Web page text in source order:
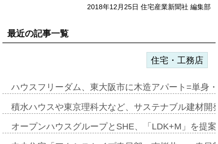
2018年12月25日 住宅産業新聞社 編集部
最近の記事一覧
住宅・工務店
ハウスフリーダム、東大阪市に木造アパート=単身
積水ハウスや東京理科大など、サステナブル建材
オープンハウスグループとSHE、「LDK+M」を提